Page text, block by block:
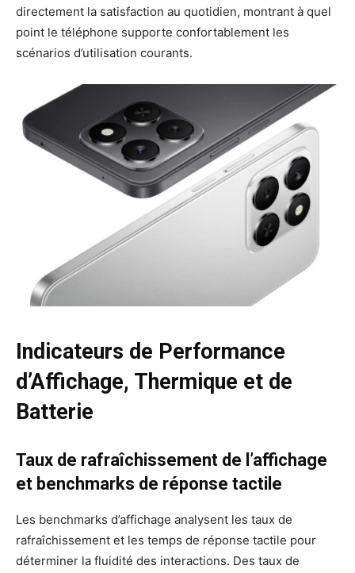
directement la satisfaction au quotidien, montrant à quel
point le téléphone supporte confortablement les
scénarios d’utilisation courants.
Indicateurs de Performance
d’Affichage, Thermique et de
Batterie
Taux de rafraîchissement de l’affichage
et benchmarks de réponse tactile
Les benchmarks d’affichage analysent les taux de
rafraîchissement et les temps de réponse tactile pour
déterminer la fluidité des interactions. Des taux de